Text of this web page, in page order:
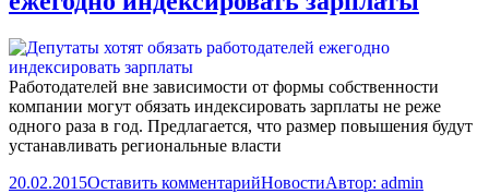
Работодателей вне зависимости от формы собственности
компании могут обязать индексировать зарплаты не реже
одного раза в год. Предлагается, что размер повышения будут
устанавливать региональные власти
20.02.2015Оставить комментарийНовостиАвтор: admin